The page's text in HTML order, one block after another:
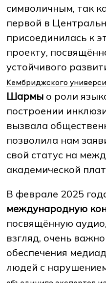
символичным, так
первой в
присоединилась к
проекту,
устойчивого
Кембриджского
Шармы о роли
построении
вызвала
позволила нам
свой статус на
академической
В феврале 2025
международную
посвящённую
взгляд, очень
обеспечения
людей с